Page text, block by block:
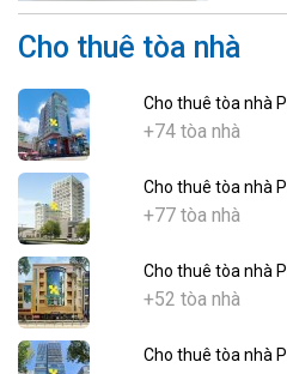
Cho thuê tòa nhà
Cho thuê tòa nhà
+74 tòa nhà
Cho thuê tòa nhà
+77 tòa nhà
Cho thuê tòa nhà
+52 tòa nhà
Cho thuê tòa nhà